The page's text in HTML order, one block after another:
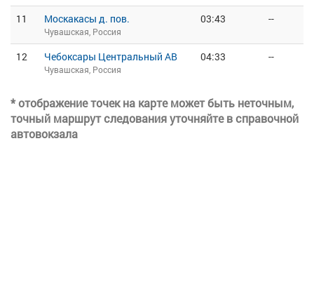
11 Москакасы д. пов.
Чувашская, Россия
03:43 --
12 Чебоксары Центральный АВ
Чувашская, Россия
04:33 --
* отображение точек на карте может быть неточным,
точный маршрут следования уточняйте в справочной
автовокзала